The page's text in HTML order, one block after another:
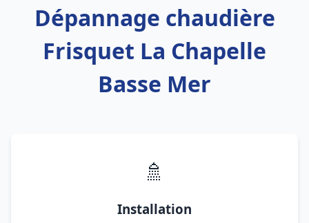
Dépannage chaudière
Frisquet La Chapelle
Basse Mer
🚿
Installation